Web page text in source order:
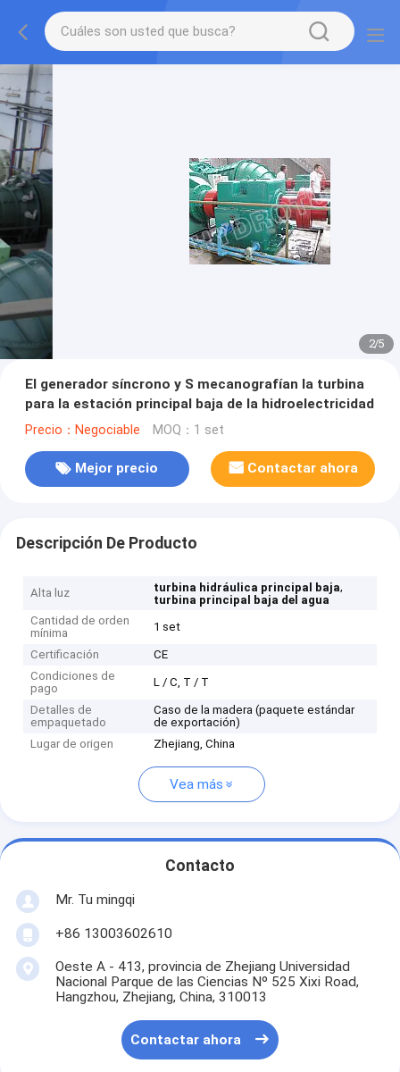
2/5
El generador síncrono y S mecanografían la turbina
para la estación principal baja de la hidroelectricidad
Precio：Negociable MOQ：1 set
Mejor precio Contactar ahora
Descripción De Producto
Alta luz turbina hidráulica principal baja,
turbina principal baja del agua
Cantidad de orden
mínima
1 set
Certificación
CE
Condiciones de
pago
L / C, T / T
Detalles de
empaquetado
Caso de la madera (paquete estándar
de exportación)
Lugar de origen
Zhejiang, China
Vea más
Contacto
Mr. Tu mingqi
+86 13003602610
Oeste A - 413, provincia de Zhejiang Universidad
Nacional Parque de las Ciencias Nº 525 Xixi Road,
Hangzhou, Zhejiang, China, 310013
Contactar ahora